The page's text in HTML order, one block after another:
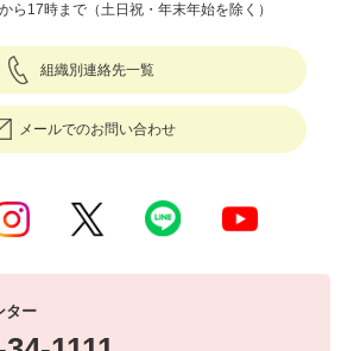
ら17時まで（土日祝・年末年始を除く）
組織別連絡先一覧
メールでのお問い合わせ
ター